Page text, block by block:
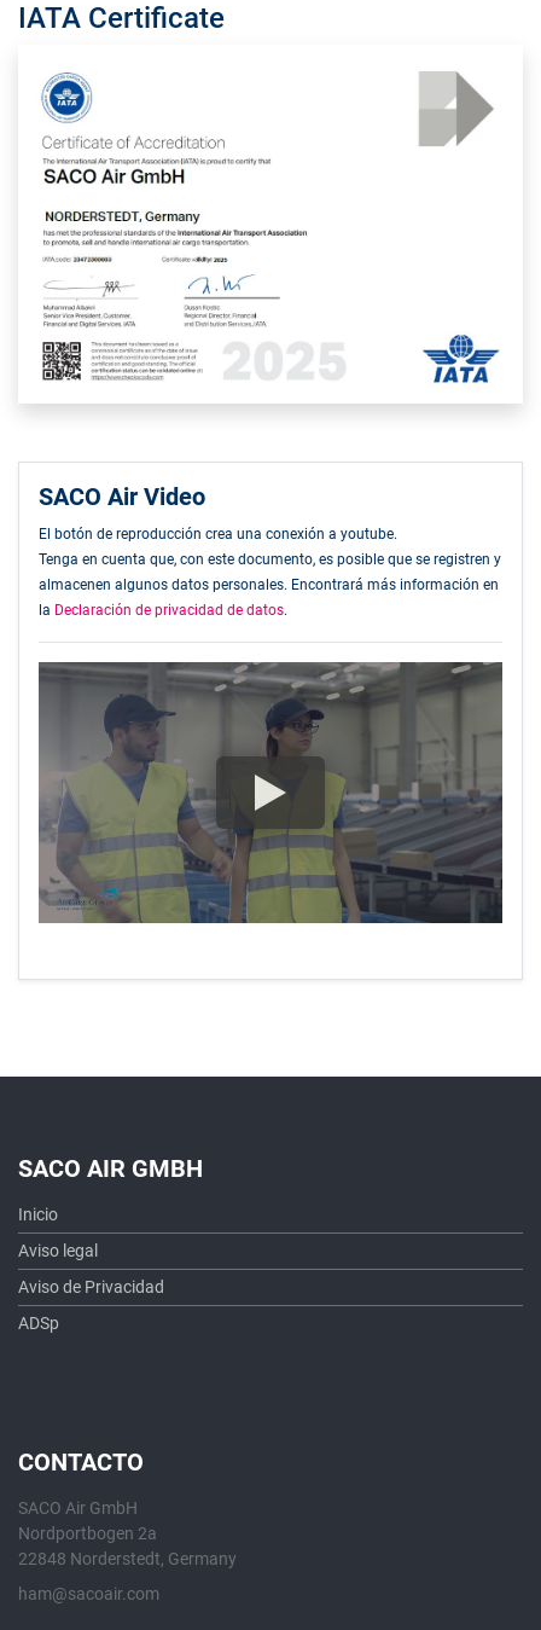
IATA Certificate
SACO Air Video
El botón de reproducción crea una conexión a youtube.
Tenga en cuenta que, con este documento, es posible que se registren y
almacenen algunos datos personales. Encontrará más información en
la Declaración de privacidad de datos.
SACO AIR GMBH
Inicio
Aviso legal
Aviso de Privacidad
ADSp
CONTACTO
SACO Air GmbH
Nordportbogen 2a
22848 Norderstedt, Germany
ham@sacoair.com